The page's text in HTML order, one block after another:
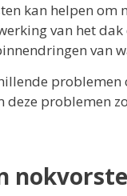
kan helpen
van het
van
problemen